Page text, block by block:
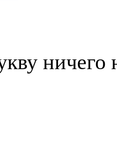
ничего